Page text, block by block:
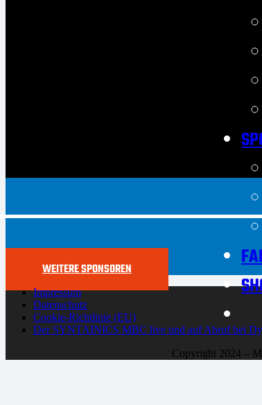
WEITERE SPONSOREN
Impressum
Datenschutz
Cookie-Richtlinie (EU)
Der SYNTAINICS MBC live und auf Abruf bei
Copyright 2024 –